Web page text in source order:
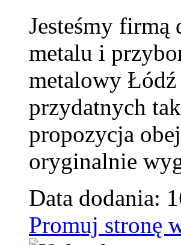
Jesteśmy firmą
metalu i
metalowy
przydatnych
propozycja
oryginalnie
Data dodania:
Promuj stronę